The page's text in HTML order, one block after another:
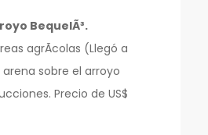
BequelÃ³.
agrÃcolas (Llegó a
sobre el arroyo
Precio de US$